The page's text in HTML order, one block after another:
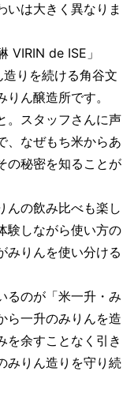
いは大きく異なりま
VIRIN de ISE」
りを続ける角谷文
ん醸造所です。
。スタッフさんに声
、なぜもち米からあ
の秘密を知ることが
んの飲み比べも楽し
験しながら使い方の
みりんを使い分ける
るのが「米一升・み
ら一升のみりんを造
を余すことなく引き
みりん造りを守り続